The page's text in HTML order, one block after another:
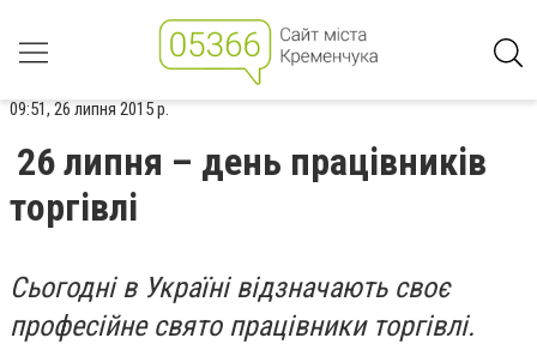
09:51, 26 липня 2015 р.
26 липня – день працівників
торгівлі
Сьогодні в Україні відзначають своє
професійне свято працівники торгівлі.